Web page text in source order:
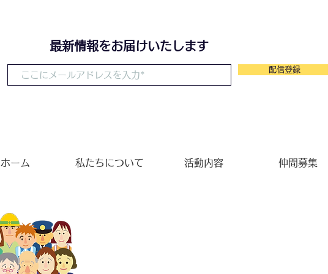
スクを早期に把握するための指標
として活用されている。 👉脳を
​最新情報をお届けいたします
配信登録
ホーム 私たちについて 活動内容 仲間募集